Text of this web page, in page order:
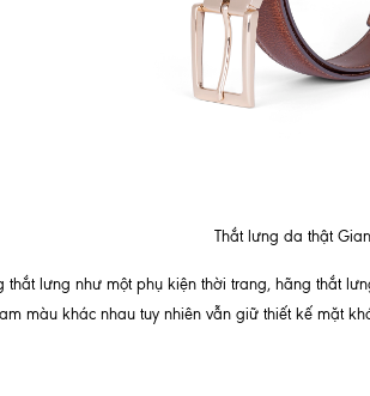
Thắt lưng da thật
thắt lưng như một phụ kiện thời trang, hãng thắt
màu khác nhau tuy nhiên vẫn giữ thiết kế mặt